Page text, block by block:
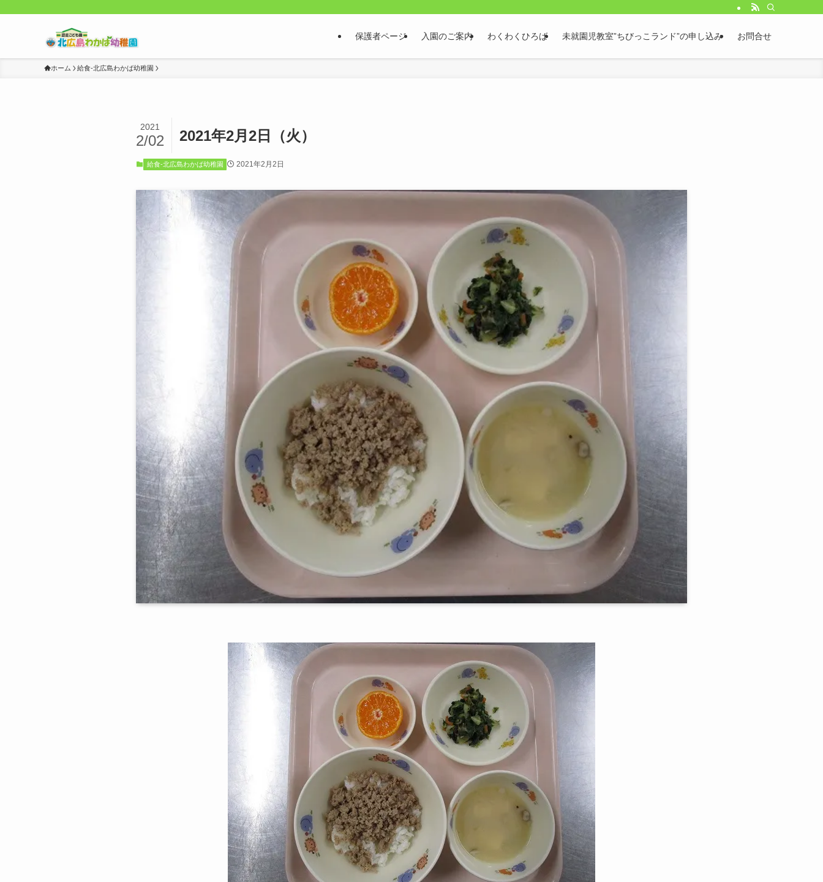
保護者ページ 入園のご案内 わくわくひろば 未就園児教室”ちびっこランド”の申し込み お問合せ
ホーム 給食-北広島わかば幼稚園
2021年2月2日（火）
2021
2/02
給食-北広島わかば幼稚園 2021年2月2日